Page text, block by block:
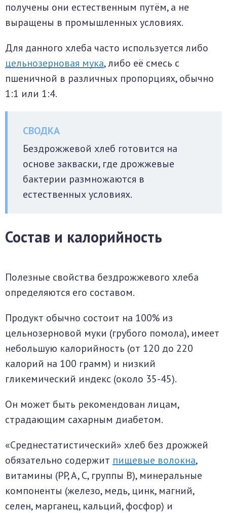
получены они естественным путём, а не
выращены в промышленных условиях.
Для данного хлеба часто используется либо
цельнозерновая мука, либо её смесь с
пшеничной в различных пропорциях, обычно
1:1 или 1:4.
Бездрожжевой хлеб готовится на
основе закваски, где дрожжевые
бактерии размножаются в
естественных условиях.
Состав и калорийность
Полезные свойства бездрожжевого хлеба
определяются его составом.
Продукт обычно состоит на 100% из
цельнозерновой муки (грубого помола), имеет
небольшую калорийность (от 120 до 220
калорий на 100 грамм) и низкий
гликемический индекс (около 35-45).
Он может быть рекомендован лицам,
страдающим сахарным диабетом.
«Среднестатистический» хлеб без дрожжей
обязательно содержит пищевые волокна,
витамины (PP, A, C, группы B), минеральные
компоненты (железо, медь, цинк, магний,
селен, марганец, кальций, фосфор) и